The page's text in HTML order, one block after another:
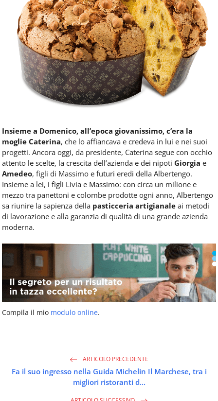
Insieme a Domenico, all’epoca giovanissimo, c’era la
moglie Caterina, che lo affiancava e credeva in lui e nei suoi
progetti. Ancora oggi, da presidente, Caterina segue con occhio
attento le scelte, la crescita dell’azienda e dei nipoti Giorgia e
Amedeo, figli di Massimo e futuri eredi della Albertengo.
Insieme a lei, i figli Livia e Massimo: con circa un milione e
mezzo tra panettoni e colombe prodotte ogni anno, Albertengo
sa riunire la sapienza della pasticceria artigianale ai metodi
di lavorazione e alla garanzia di qualità di una grande azienda
moderna.
Compila il mio modulo online.
ARTICOLO PRECEDENTE
Fa il suo ingresso nella Guida Michelin Il Marchese, tra i
migliori ristoranti d...